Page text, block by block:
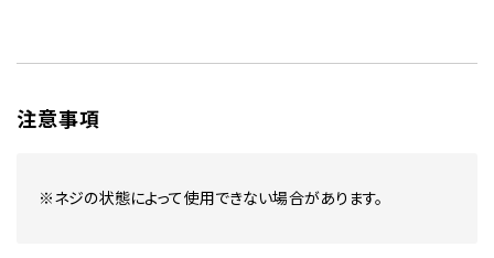
注意事項
※ネジの状態によって使用できない場合があります。